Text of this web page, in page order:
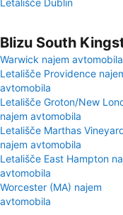
Letališče Dublin
Blizu South
Warwick najem avtomobila
Letališče Providence
avtomobila
Letališče Groton/New
najem avtomobila
Letališče Marthas
najem avtomobila
Letališče East Hampton
avtomobila
Worcester (MA) najem
avtomobila